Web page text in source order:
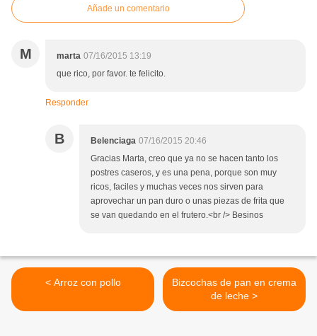
Añade un comentario
M marta 07/16/2015 13:19
que rico, por favor. te felicito.
Responder
B Belenciaga 07/16/2015 20:46
Gracias Marta, creo que ya no se hacen tanto los
postres caseros, y es una pena, porque son muy
ricos, faciles y muchas veces nos sirven para
aprovechar un pan duro o unas piezas de frita que
se van quedando en el frutero.<br /> Besinos
< Arroz con pollo
Bizcochas de pan en crema
de leche >